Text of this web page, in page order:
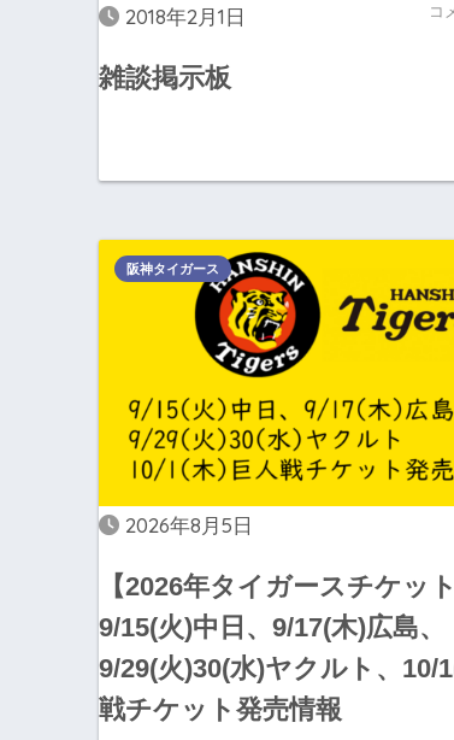
2018年2月1日 コ
雑談掲示板
2026年8月5日
【2026年タイガースチケット
9/15(火)中日、9/17(木)広島、
9/29(火)30(水)ヤクルト、10/
戦チケット発売情報
阪神タイガース